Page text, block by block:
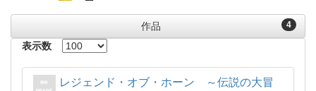
4
作品
表示数
レジェンド・オブ・ホーン ～伝説の大冒